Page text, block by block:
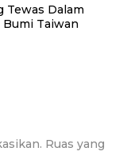
Tewas Dalam
Bumi Taiwan
Ruas yang